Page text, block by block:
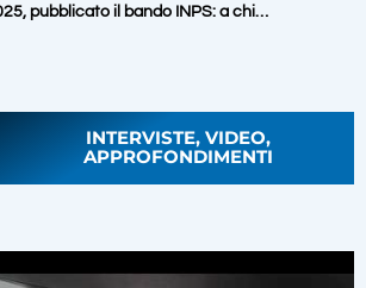
pubblicato il bando INPS: a chi…
INTERVISTE, VIDEO,
APPROFONDIMENTI